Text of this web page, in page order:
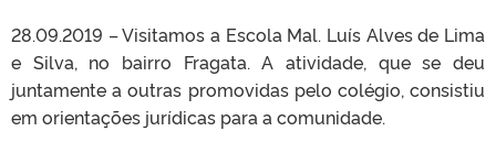
28.09.2019 – Visitamos a Escola Mal. Luís Alves de Lima
e Silva, no bairro Fragata. A atividade, que se deu
juntamente a outras promovidas pelo colégio, consistiu
em orientações jurídicas para a comunidade.